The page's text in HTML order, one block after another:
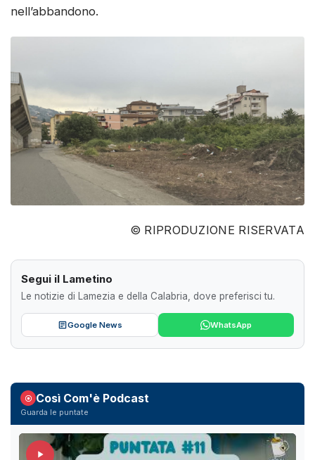
nell’abbandono.
© RIPRODUZIONE RISERVATA
Segui il Lametino
Le notizie di Lamezia e della Calabria, dove preferisci tu.
Google News WhatsApp
Così Com'è Podcast
Guarda le puntate